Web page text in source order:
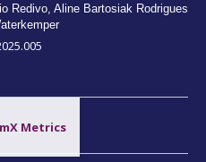
Redivo Aline Bartosiak Rodrigues
Metrics